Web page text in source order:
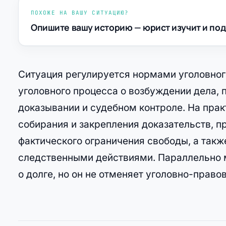
ПОХОЖЕ НА ВАШУ СИТУАЦИЮ?
Опишите вашу историю — юрист изучит и
Ситуация регулируется нормами
уголовного процесса о возбуждении
доказывании и судебном контроле. На
собирания и закрепления доказательств,
фактического ограничения свободы, а
следственными действиями.
о долге, но он не отменяет уголовно-